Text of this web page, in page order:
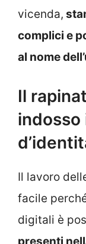
vicenda,
complici e
al nome
Il
indosso
Il lavoro
facile
digitali è